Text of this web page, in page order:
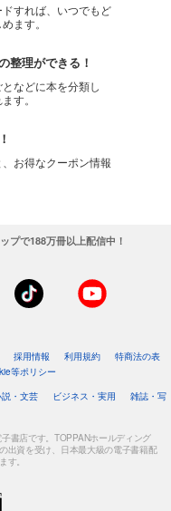
すれば、いつでもど
ます。
整理ができる！
などに本を分類し
す。
お得なクーポン情報
プで188万冊以上配信中！
採用情報 利用規約
特商法の表
等ポリシー
・文芸 ビジネス・実用
雑誌・写
書店です。TOPPANホールディング
出資を受け、日本最大級の電子書籍配
す。